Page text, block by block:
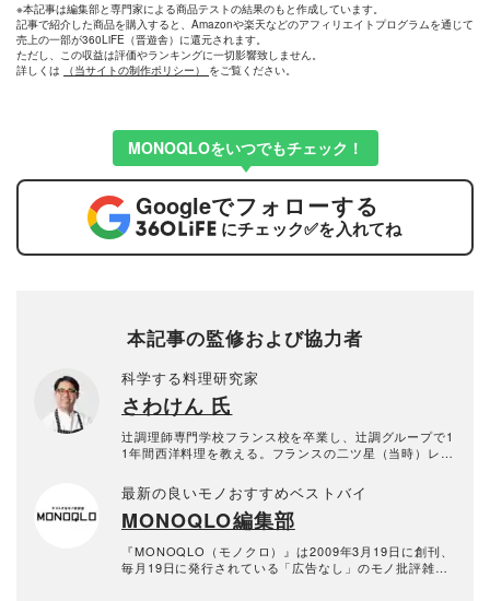
※本記事は編集部と専門家による商品テストの結果のもと作成しています。
記事で紹介した商品を購入すると、Amazonや楽天などのアフィリエイトプログラムを通じて
売上の一部が360LiFE（晋遊舎）に還元されます。
ただし、この収益は評価やランキングに一切影響致しません。
詳しくは
（当サイトの制作ポリシー） をご覧ください。
MONOQLOをいつでもチェック！
Googleでフォローする
にチェック✅を入れてね
本記事の監修および協力者
科学する料理研究家
さわけん 氏
辻調理師専門学校フランス校を卒業し、辻調グループで1
1年間西洋料理を教える。フランスの二ツ星（当時）レス
もある本格派。その後、イタリアンカフェのシェフを経
て料理研究家に転身し、世界の料理を研究する。科学的
に料理を考え、狙った通りの料理をつくるレシピの達人
に。2010年よりキッチンまわり評論家として、毎月30～
50品の食品や調味料を実食検証する。食品類だけでなく
調理器具・家電も含め、日本一「食」に関する比較をし
最新の良いモノおすすめベストバイ
MONOQLO編集部
『MONOQLO（モノクロ）』は2009年3月19日に創刊、
毎月19日に発行されている「広告なし」のモノ批評雑誌